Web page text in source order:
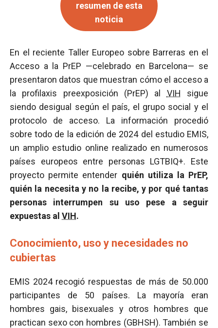
resumen de esta
noticia
En el reciente Taller Europeo sobre Barreras en el
Acceso a la PrEP —celebrado en Barcelona— se
presentaron datos que muestran cómo el acceso a
la profilaxis preexposición (PrEP) al VIH sigue
siendo desigual según el país, el grupo social y el
protocolo de acceso. La información procedió
sobre todo de la edición de 2024 del estudio EMIS,
un amplio estudio online realizado en numerosos
países europeos entre personas LGTBIQ+. Este
proyecto permite entender quién utiliza la PrEP,
quién la necesita y no la recibe, y por qué tantas
personas interrumpen su uso pese a seguir
expuestas al VIH.
Conocimiento, uso y necesidades no
cubiertas
EMIS 2024 recogió respuestas de más de 50.000
participantes de 50 países. La mayoría eran
hombres gais, bisexuales y otros hombres que
practican sexo con hombres (GBHSH). También se